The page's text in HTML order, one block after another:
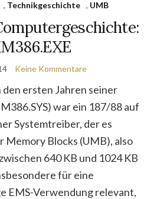
, Technikgeschichte , UMB
Keine Kommentare
ersten Jahren seiner
war ein 187/88 auf
Systemtreiber, der es
Memory Blocks (UMB), also
640 KB und 1024 KB
für eine
EMS-Verwendung relevant,